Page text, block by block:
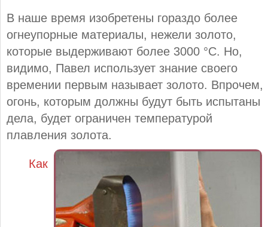
В наше время изобретены гораздо более
огнеупорные материалы, нежели золото,
которые выдерживают более 3000 °C. Но,
видимо, Павел использует знание своего
времении первым называет золото. Впрочем,
огонь, которым должны будут быть испытаны
дела, будет ограничен температурой
плавления золота.
Как